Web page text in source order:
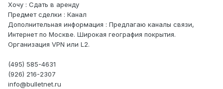
Хочу : Сдать в аренду
Предмет сделки : Канал
Дополнительная информация : Предлагаю каналы связи,
Интернет по Москве. Широкая география покрытия.
Организация VPN или L2.
(495) 585-4631
(926) 216-2307
info@bulletnet.ru